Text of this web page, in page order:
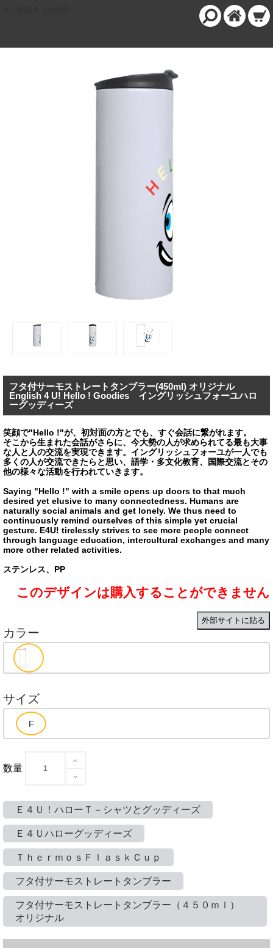
フタ付サーモストレートタンブラー(450ml) オリジナル
English 4 U! Hello ! Goodies イングリッシュフォーユハロ
ーグッディーズ
笑顔で"Hello !"が、初対面の方とでも、すぐ会話に繋がれます。
そこから生まれた会話がさらに、今大勢の人が求められてる最も大事
な人と人の交流を実現できます。イングリッシュフォーユが一人でも
多くの人が交流できたらと思い、語学・多文化教育、国際交流とその
他の様々な活動を行われていきます。
Saying "Hello !" with a smile opens up doors to that much
desired yet elusive to many connectedness. Humans are
naturally social animals and get lonely. We thus need to
continuously remind ourselves of this simple yet crucial
gesture. E4U! tirelessly strives to see more people connect
through language education, intercultural exchanges and many
more other related activities.
ステンレス、PP
このデザインは購入することができません
外部サイトに貼る
カラー
サイズ
数量
Ｅ４Ｕ！ハローＴ－シャツとグッディーズ
Ｅ４Ｕハローグッディーズ
ＴｈｅｒｍｏｓＦｌａｓｋＣｕｐ
フタ付サーモストレートタンブラー
フタ付サーモストレートタンブラー（４５０ｍｌ）
オリジナル